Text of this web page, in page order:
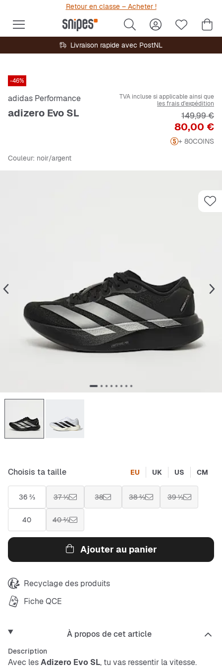
Retour en classe – Acheter !
Livraison rapide avec PostNL
-46%
adidas Performance
adizero Evo SL
TVA incluse si applicable ainsi que
les frais d'expédition
Prix
80,00 €
Prix
149,99 €
+ 80COINS
Couleur: noir/argent
Choisis ta taille EU UK US CM
36 ⅔ 37 ⅓ 38 38 ⅔ 39 ⅓
40 40 ⅔
Ajouter au panier
Recyclage des produits
Fiche QCE
À propos de cet article
Description
Avec lesAdizero Evo SL, tu vas ressentir la vitesse.